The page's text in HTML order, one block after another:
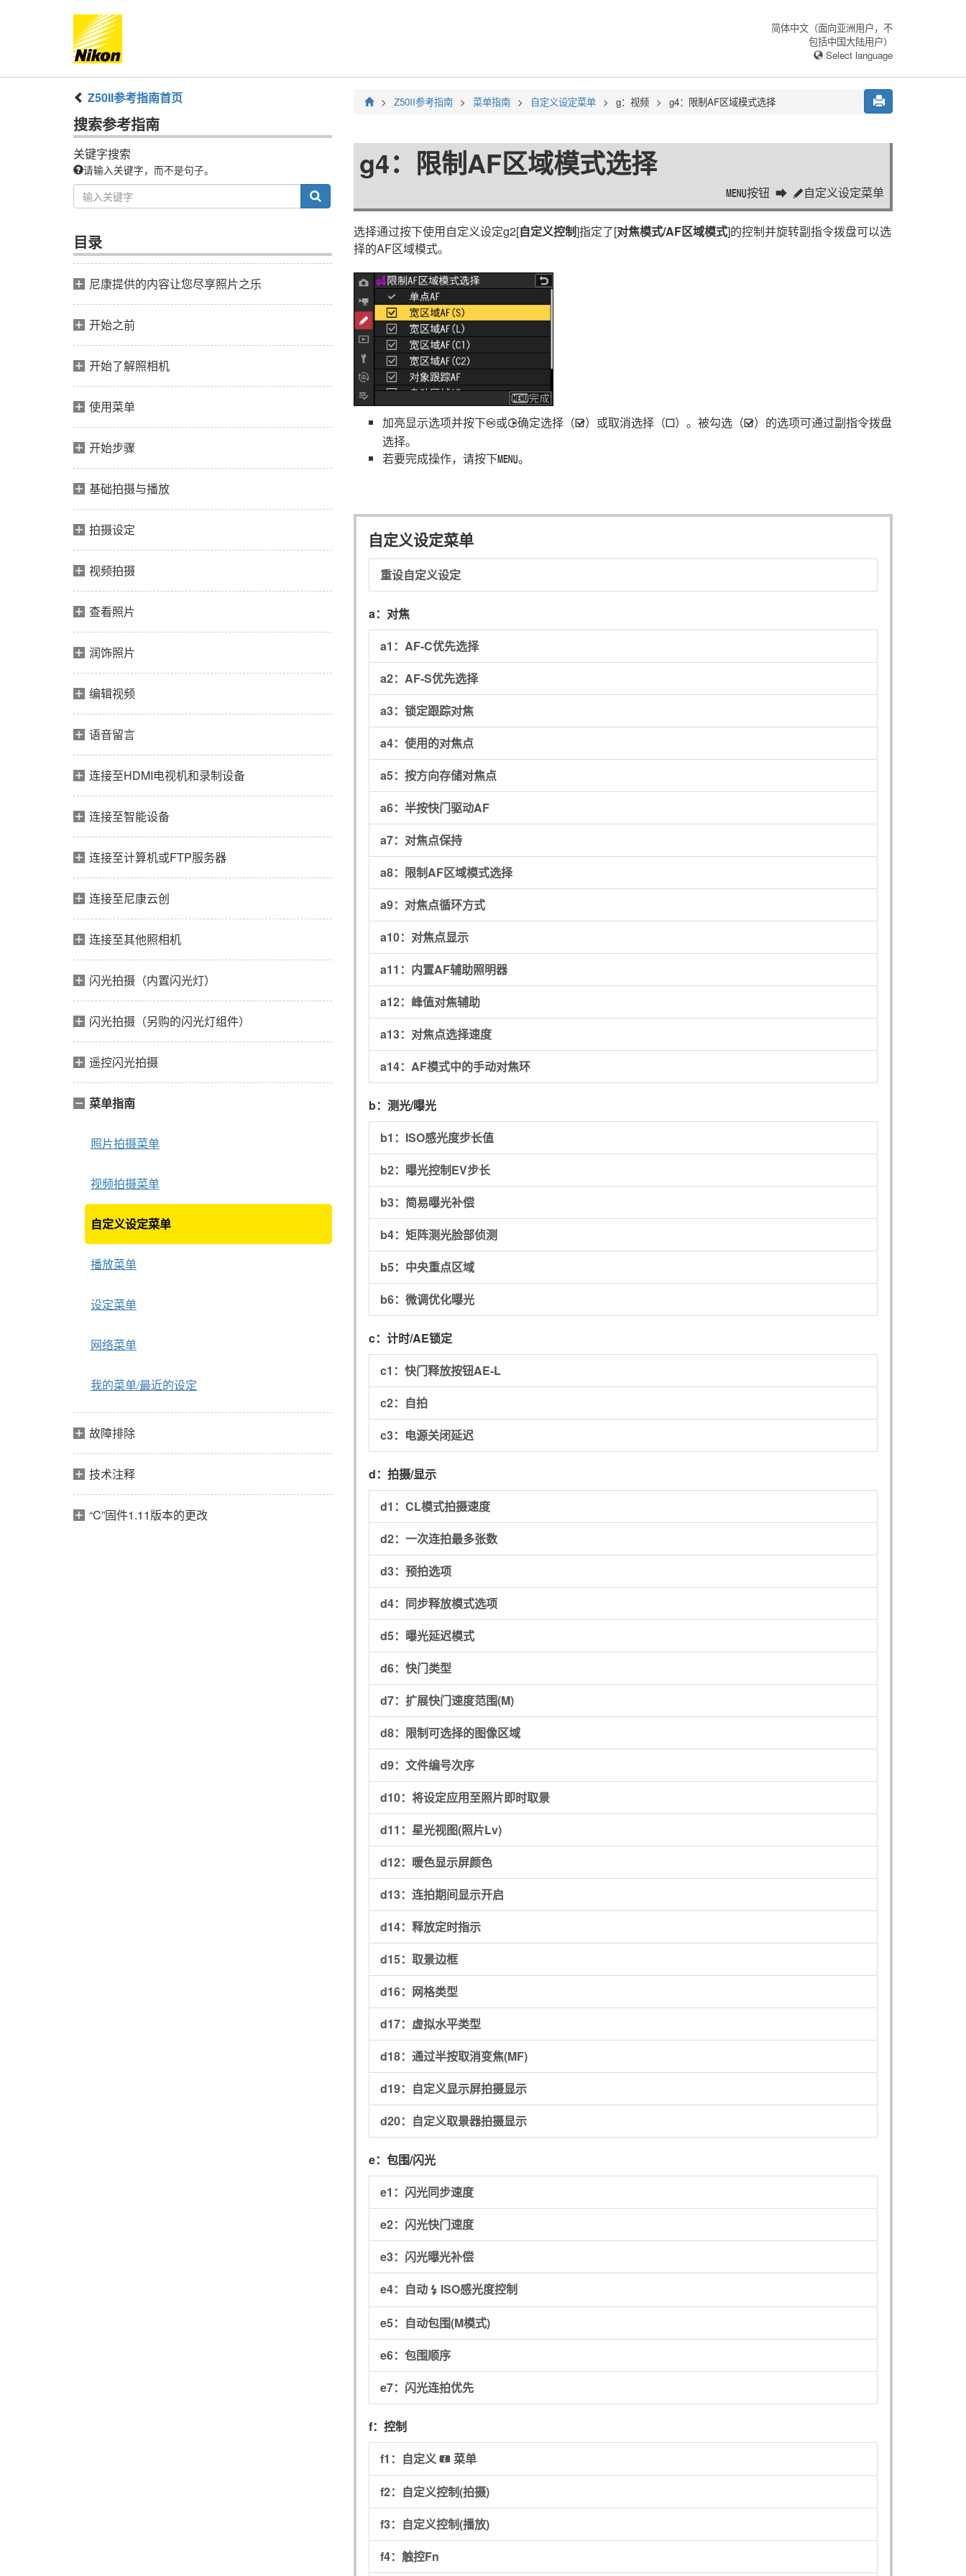
简体中文（面向亚洲用户，不
包括中国大陆用户）
Select language
Z50II参考指南首页
搜索参考指南
关键字搜索
请输入关键字，而不是句子。
目录
尼康提供的内容让您尽享照片之乐
开始之前
开始了解照相机
使用菜单
开始步骤
基础拍摄与播放
拍摄设定
视频拍摄
查看照片
润饰照片
编辑视频
语音留言
连接至HDMI电视机和录制设备
连接至智能设备
连接至计算机或FTP服务器
连接至尼康云创
连接至其他照相机
闪光拍摄（内置闪光灯）
闪光拍摄（另购的闪光灯组件）
遥控闪光拍摄
菜单指南
照片拍摄菜单
视频拍摄菜单
自定义设定菜单
播放菜单
设定菜单
网络菜单
我的菜单/最近的设定
故障排除
技术注释
“C”固件1.11版本的更改
Z50II参考指南 菜单指南 自定义设定菜单 g： 视频 g4： 限制AF区域模式选择
g4： 限制AF区域模式选择
G按钮 A自定义设定菜单
选择通过按下使用自定义设定g2[自定义控制]指定了[对焦模式/AF区域模式]的控制并旋转副指令拨盘可以选
择的AF区域模式。
加亮显示选项并按下J或2确定选择（M）或取消选择（U）。被勾选（M）的选项可通过副指令拨盘
选择。
若要完成操作，请按下G 。
自定义设定菜单
重设自定义设定
a： 对焦
a1： AF-C优先选择
a2： AF-S优先选择
a3： 锁定跟踪对焦
a4： 使用的对焦点
a5： 按方向存储对焦点
a6： 半按快门驱动AF
a7： 对焦点保持
a8： 限制AF区域模式选择
a9： 对焦点循环方式
a10： 对焦点显示
a11： 内置AF辅助照明器
a12： 峰值对焦辅助
a13： 对焦点选择速度
a14： AF模式中的手动对焦环
b： 测光/曝光
b1： ISO感光度步长值
b2： 曝光控制EV步长
b3： 简易曝光补偿
b4： 矩阵测光脸部侦测
b5： 中央重点区域
b6： 微调优化曝光
c： 计时/AE锁定
c1： 快门释放按钮AE-L
c2： 自拍
c3： 电源关闭延迟
d： 拍摄/显示
d1： CL模式拍摄速度
d2： 一次连拍最多张数
d3： 预拍选项
d4： 同步释放模式选项
d5： 曝光延迟模式
d6： 快门类型
d7： 扩展快门速度范围(M)
d8： 限制可选择的图像区域
d9： 文件编号次序
d10： 将设定应用至照片即时取景
d11： 星光视图(照片Lv)
d12： 暖色显示屏颜色
d13： 连拍期间显示开启
d14： 释放定时指示
d15： 取景边框
d16： 网格类型
d17： 虚拟水平类型
d18： 通过半按取消变焦(MF)
d19： 自定义显示屏拍摄显示
d20： 自定义取景器拍摄显示
e： 包围/闪光
e1： 闪光同步速度
e2： 闪光快门速度
e3： 闪光曝光补偿
e4： 自动 c ISO感光度控制
e5： 自动包围(M模式)
e6： 包围顺序
e7： 闪光连拍优先
f： 控制
f1： 自定义 i 菜单
f2： 自定义控制(拍摄)
f3： 自定义控制(播放)
f4： 触控Fn